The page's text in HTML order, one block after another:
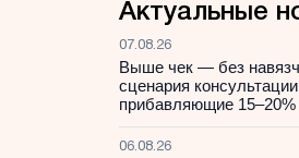
Актуальные
07.08.26
Выше чек — без
сценария
прибавляющие
06.08.26